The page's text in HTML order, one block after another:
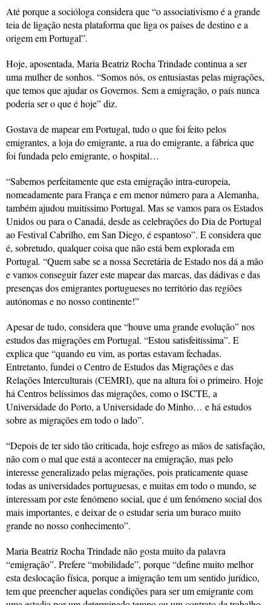
Até porque a socióloga considera que “o associativismo é a grande
teia de ligação nesta plataforma que liga os países de destino e a
origem em Portugal”.
Hoje, aposentada, Maria Beatriz Rocha Trindade continua a ser
uma mulher de sonhos. “Somos nós, os entusiastas pelas migrações,
que temos que ajudar os Governos. Sem a emigração, o país nunca
poderia ser o que é hoje” diz.
Gostava de mapear em Portugal, tudo o que foi feito pelos
emigrantes, a loja do emigrante, a rua do emigrante, a fábrica que
foi fundada pelo emigrante, o hospital…
“Sabemos perfeitamente que esta emigração intra-europeia,
nomeadamente para França e em menor número para a Alemanha,
também ajudou muitíssimo Portugal. Mas se vamos para os Estados
Unidos ou para o Canadá, desde as celebrações do Dia de Portugal
ao Festival Cabrilho, em San Diego, é espantoso”. E considera que
é, sobretudo, qualquer coisa que não está bem explorada em
Portugal. “Quem sabe se a nossa Secretária de Estado nos dá a mão
e vamos conseguir fazer este mapear das marcas, das dádivas e das
presenças dos emigrantes portugueses no território das regiões
autónomas e no nosso continente!”
Apesar de tudo, considera que “houve uma grande evolução” nos
estudos das migrações em Portugal. “Estou satisfeitíssima”. E
explica que “quando eu vim, as portas estavam fechadas.
Entretanto, fundei o Centro de Estudos das Migrações e das
Relações Interculturais (CEMRI), que na altura foi o primeiro. Hoje
há Centros belíssimos das migrações, como o ISCTE, a
Universidade do Porto, a Universidade do Minho… e há estudos
sobre as migrações em todo o lado”.
“Depois de ter sido tão criticada, hoje esfrego as mãos de satisfação,
não com o mal que está a acontecer na emigração, mas pelo
interesse generalizado pelas migrações, pois praticamente quase
todas as universidades portuguesas, e muitas em todo o mundo, se
interessam por este fenómeno social, que é um fenómeno social dos
mais importantes, e deixar de o estudar seria um buraco muito
grande no nosso conhecimento”.
Maria Beatriz Rocha Trindade não gosta muito da palavra
“emigração”. Prefere “mobilidade”, porque “define muito melhor
esta deslocação física, porque a imigração tem um sentido jurídico,
tem que preencher aquelas condições para ser um emigrante com